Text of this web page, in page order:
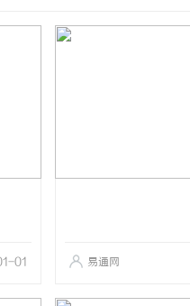
01 易通网